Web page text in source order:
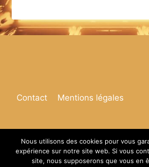
Contact Mentions légales
© 2026 Espace de
Nous utilisons des cookies pour vous
expérience sur notre site web. Si vous
site, nous supposerons que vous en